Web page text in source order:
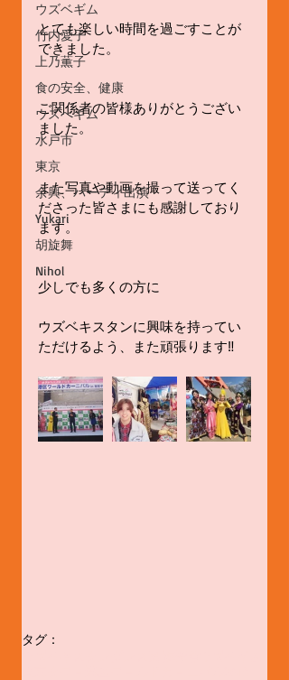
ウズベギム
竹内愛子
上乃薫子
食の安全、健康
ウズべギム
水戸市
東京
余興、パーティ出演
Yukari
胡旋舞
Nihol
とても楽しい時間を過ごすことが
できました。
ご関係者の皆様ありがとうござい
ました。
また写真や動画を撮って送ってく
ださった皆さまにも感謝しており
ます。
少しでも多くの方に
ウズベキスタンに興味を持ってい
ただけるよう、また頑張ります‼️
タグ：